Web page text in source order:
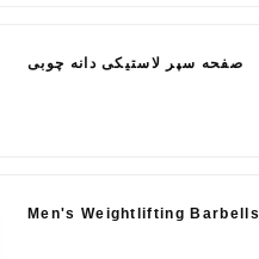
صفحه سپر لاستیکی دانه چوبی
Men's Weightlifting Barbells